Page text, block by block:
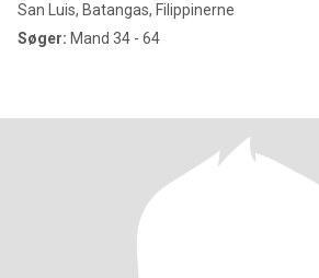
San Luis, Batangas, Filippinerne
Søger: Mand 34 - 64